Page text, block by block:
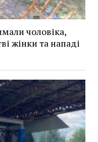
чоловіка,
жінки та нападі